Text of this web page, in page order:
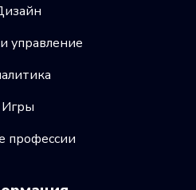
управление
Игры
профессии